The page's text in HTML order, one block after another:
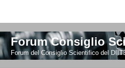
Forum Consiglio
Forum del Consiglio Scientifico del